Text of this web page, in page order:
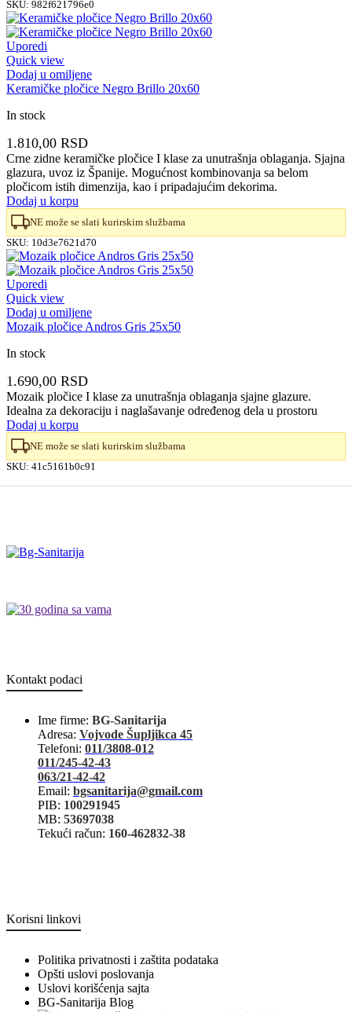
SKU: 982f621796e0
Uporedi
Quick view
Dodaj u omiljene
Keramičke pločice Negro Brillo 20x60
In stock
1.810,00 RSD
Crne zidne keramičke pločice I klase za unutrašnja oblaganja. Sjajna
glazura, uvoz iz Španije. Mogućnost kombinovanja sa belom
pločicom istih dimenzija, kao i pripadajućim dekorima.
Dodaj u korpu
NE može se slati kurirskim službama
SKU: 10d3e7621d70
Uporedi
Quick view
Dodaj u omiljene
Mozaik pločice Andros Gris 25x50
In stock
1.690,00 RSD
Mozaik pločice I klase za unutrašnja oblaganja sjajne glazure.
Idealna za dekoraciju i naglašavanje određenog dela u prostoru
Dodaj u korpu
NE može se slati kurirskim službama
SKU: 41c5161b0c91
Kontakt podaci
Ime firme: BG-Sanitarija
Adresa: Vojvode Šupljikca 45
Telefoni: 011/3808-012
011/245-42-43
063/21-42-42
Email: bgsanitarija@gmail.com
PIB: 100291945
MB: 53697038
Tekući račun: 160-462832-38
Korisni linkovi
Politika privatnosti i zaštita podataka
Opšti uslovi poslovanja
Uslovi korišćenja sajta
BG-Sanitarija Blog